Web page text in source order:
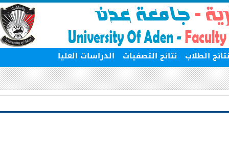
الطلاب نتائج التصفيات الدراسات العليا